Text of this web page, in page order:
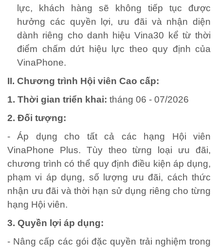
lực, khách hàng sẽ không tiếp tục được
hưởng các quyền lợi, ưu đãi và nhận diện
dành riêng cho danh hiệu Vina30 kể từ thời
điểm chấm dứt hiệu lực theo quy định của
VinaPhone.
II. Chương trình Hội viên Cao cấp:
1. Thời gian triển khai: tháng 06 - 07/2026
2. Đối tượng:
- Áp dụng cho tất cả các hạng Hội viên
VinaPhone Plus. Tùy theo từng loại ưu đãi,
chương trình có thể quy định điều kiện áp dụng,
phạm vi áp dụng, số lượng ưu đãi, cách thức
nhận ưu đãi và thời hạn sử dụng riêng cho từng
hạng Hội viên.
3. Quyền lợi áp dụng:
- Nâng cấp các gói đặc quyền trải nghiệm trong